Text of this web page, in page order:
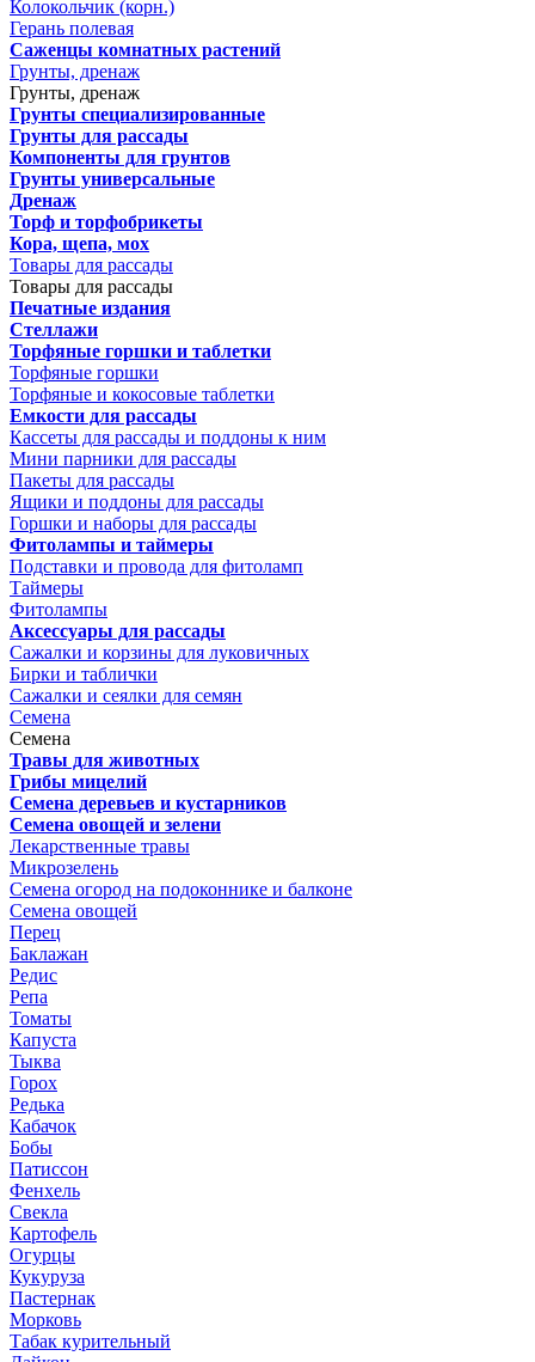
Колокольчик (корн.)
Герань полевая
Саженцы комнатных растений
Грунты, дренаж
Грунты, дренаж
Грунты специализированные
Грунты для рассады
Компоненты для грунтов
Грунты универсальные
Дренаж
Торф и торфобрикеты
Кора, щепа, мох
Товары для рассады
Товары для рассады
Печатные издания
Стеллажи
Торфяные горшки и таблетки
Торфяные горшки
Торфяные и кокосовые таблетки
Емкости для рассады
Кассеты для рассады и поддоны к ним
Мини парники для рассады
Пакеты для рассады
Ящики и поддоны для рассады
Горшки и наборы для рассады
Фитолампы и таймеры
Подставки и провода для фитоламп
Таймеры
Фитолампы
Аксессуары для рассады
Сажалки и корзины для луковичных
Бирки и таблички
Сажалки и сеялки для семян
Семена
Семена
Травы для животных
Грибы мицелий
Семена деревьев и кустарников
Семена овощей и зелени
Лекарственные травы
Микрозелень
Семена огород на подоконнике и балконе
Семена овощей
Перец
Баклажан
Редис
Репа
Томаты
Капуста
Тыква
Горох
Редька
Кабачок
Бобы
Патиссон
Фенхель
Свекла
Картофель
Огурцы
Кукуруза
Пастернак
Морковь
Табак курительный